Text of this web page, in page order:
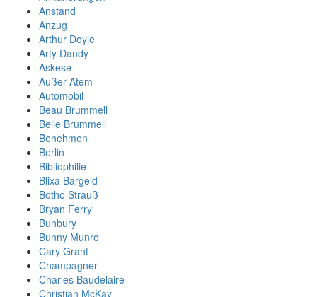
Anstand
Anzug
Arthur Doyle
Arty Dandy
Askese
Außer Atem
Automobil
Beau Brummell
Belle Brummell
Benehmen
Berlin
Bibliophilie
Blixa Bargeld
Botho Strauß
Bryan Ferry
Bunbury
Bunny Munro
Cary Grant
Champagner
Charles Baudelaire
Christian McKay